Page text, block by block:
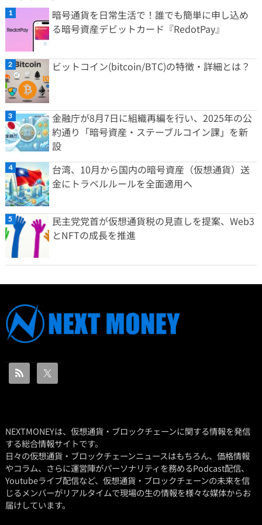
暗号通貨を日常生活で！誰でも簡単に申し込め
る暗号資産デビットカード『RedotPay』
ビットコイン(bitcoin/BTC)の特徴・詳細とは？
金融庁が8月7日に組織再編を行い、2025年の公
約通り「暗号資産・ステーブルコイン課」を新
設
台湾、10月から国内の暗号資産（仮想通貨）送
金にトラベルルールを全面適用へ
民主党党首が仮想通貨税の見直しを提案、Web3
とNFTの成長を推進
NEXTMONEYは、仮想通貨・ブロックチェーンに関する情報を発信
する総合情報サイトです。
日々の仮想通貨・ブロックチェーンニュースはもちろん、価格情報
やコラム、さらに運営陣がパーソナリティを務めるPodcast配信、
Youtubeライブ配信など、仮想通貨・ブロックチェーンの未来を信
じるメンバーがリアルタイムで現場の生の情報を様々な媒体からお
届けしています。